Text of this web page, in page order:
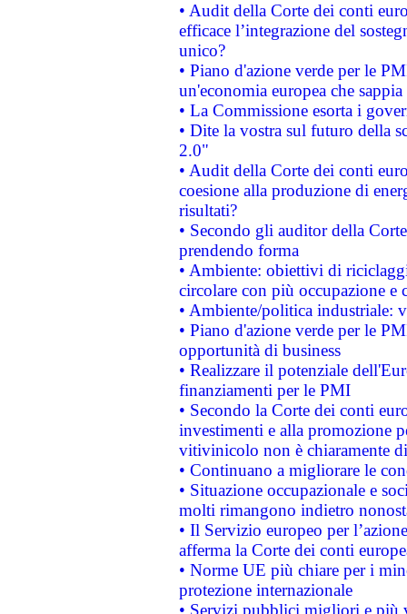
• Audit della Corte dei conti
efficace l’integrazione del
unico?
• Piano d'azione verde per le
un'economia europea che
• La Commissione esorta i
• Dite la vostra sul futuro della
2.0"
• Audit della Corte dei conti
coesione alla produzione di
risultati?
• Secondo gli auditor della
prendendo forma
• Ambiente: obiettivi di
circolare con più occupazione e
• Ambiente/politica industriale:
• Piano d'azione verde per le
opportunità di business
• Realizzare il potenziale
finanziamenti per le PMI
• Secondo la Corte dei conti
investimenti e alla promozione
vitivinicolo non è chiaramente
• Continuano a migliorare le
• Situazione occupazionale e
molti rimangono indietro
• Il Servizio europeo per
afferma la Corte dei conti
• Norme UE più chiare per i
protezione internazionale
• Servizi pubblici migliori e più